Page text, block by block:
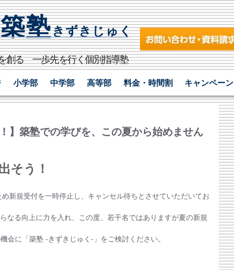
築塾きずきじゅく​
創る 一歩先を行く個別指導塾
小学部 中学部 高等部 料金・時間割 キャンペーン
】築塾での学びを、この夏から始めません
そう！
新規受付を一時停止し、キャンセル待ちとさせていただいてお
なる向上に力を入れ、この度、若干名ではありますが夏の新規
会に「築塾 -きずきじゅく-」をご検討ください。